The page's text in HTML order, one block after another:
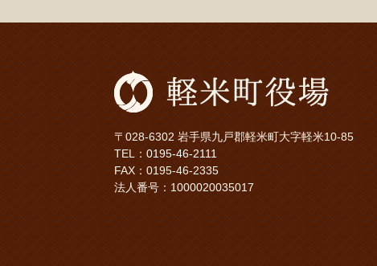
〒028-6302 岩手県九戸郡軽米町大字軽米10-85
TEL： 0195-46-2111
FAX：0195-46-2335
法人番号：1000020035017